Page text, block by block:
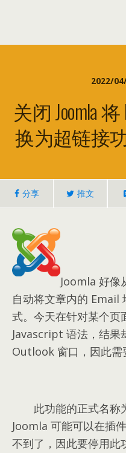
2022/
关闭 Joomla
换为超链接功
分享 推文
Joomla 好像
自动将文章内的 Email
式。今天在针对某个页
Javascript 语法，结果
Outlook 窗口，因此需
此功能的正式名称
Joomla 可能可以在插
不到了，因此要停用此